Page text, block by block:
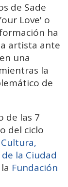
de Sade
Love' o
ha
artista ante
una
la
de
de las 7
del ciclo
la Ciudad
Fundación